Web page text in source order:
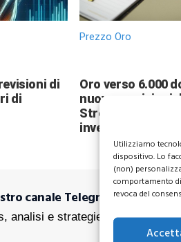
Utilizziamo
dispositivo. Lo
(non)
comportamento
revoca del
di
di
Prezzo Oro
Oro verso 6.000
nuove previsioni
Street
investitori
canale Telegram!
analisi e strategie esclusive per